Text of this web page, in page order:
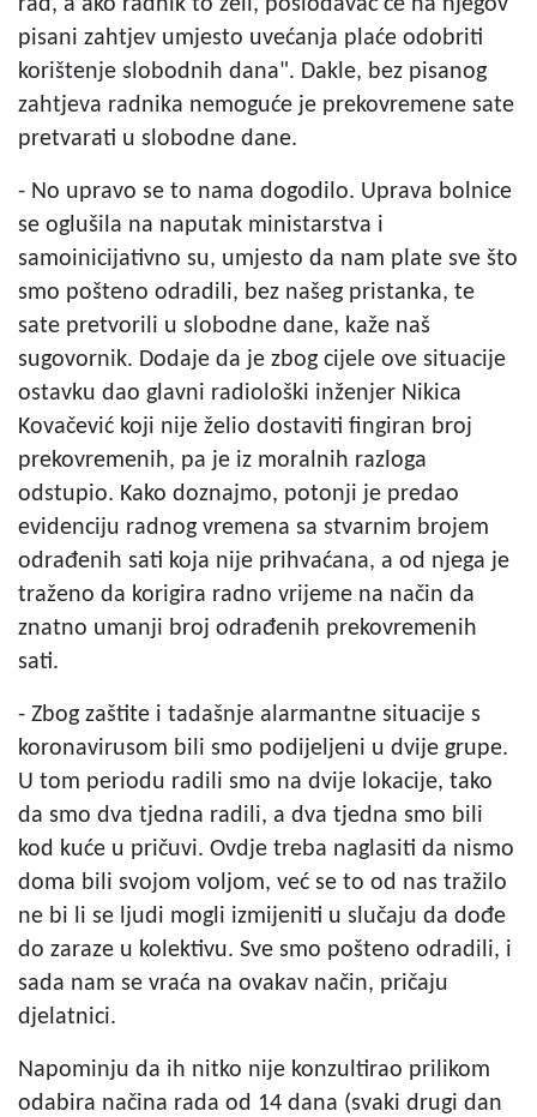
pisani zahtjev umjesto uvećanja plaće odobriti
korištenje slobodnih dana". Dakle, bez pisanog
zahtjeva radnika nemoguće je prekovremene sate
pretvarati u slobodne dane.
- No upravo se to nama dogodilo. Uprava bolnice
se oglušila na naputak ministarstva i
samoinicijativno su, umjesto da nam plate sve što
smo pošteno odradili, bez našeg pristanka, te
sate pretvorili u slobodne dane, kaže naš
sugovornik. Dodaje da je zbog cijele ove situacije
ostavku dao glavni radiološki inženjer Nikica
Kovačević koji nije želio dostaviti fingiran broj
prekovremenih, pa je iz moralnih razloga
odstupio. Kako doznajmo, potonji je predao
evidenciju radnog vremena sa stvarnim brojem
odrađenih sati koja nije prihvaćana, a od njega je
traženo da korigira radno vrijeme na način da
znatno umanji broj odrađenih prekovremenih
sati.
- Zbog zaštite i tadašnje alarmantne situacije s
koronavirusom bili smo podijeljeni u dvije grupe.
U tom periodu radili smo na dvije lokacije, tako
da smo dva tjedna radili, a dva tjedna smo bili
kod kuće u pričuvi. Ovdje treba naglasiti da nismo
doma bili svojom voljom, već se to od nas tražilo
ne bi li se ljudi mogli izmijeniti u slučaju da dođe
do zaraze u kolektivu. Sve smo pošteno odradili, i
sada nam se vraća na ovakav način, pričaju
djelatnici.
Napominju da ih nitko nije konzultirao prilikom
odabira načina rada od 14 dana (svaki drugi dan